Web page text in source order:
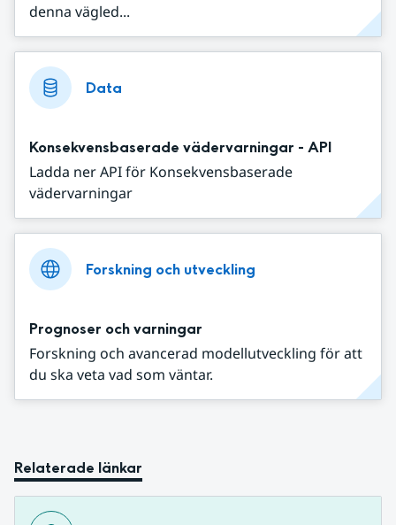
denna vägled...
Data
Konsekvensbaserade vädervarningar - API
Ladda ner API för Konsekvensbaserade
vädervarningar
Forskning och utveckling
Prognoser och varningar
Forskning och avancerad modellutveckling för att
du ska veta vad som väntar.
Relaterade länkar